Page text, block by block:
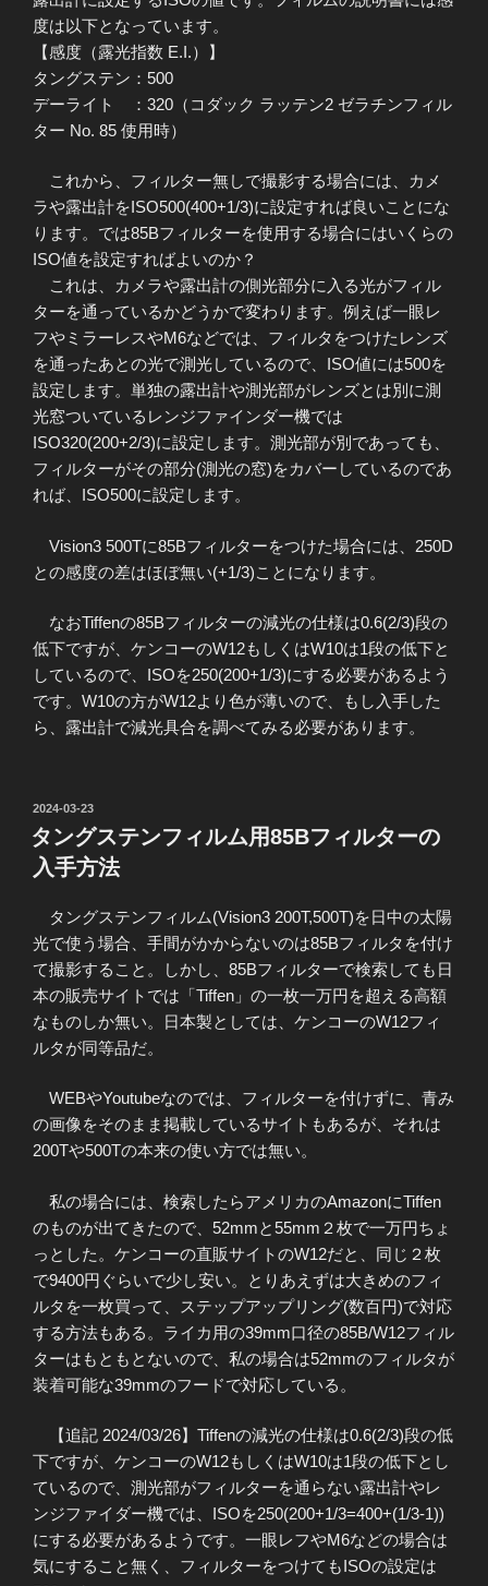
度は以下となっています。
【感度（露光指数 E.I.）】
タングステン：500
デーライト ：320（コダック ラッテン2 ゼラチンフィル
ター No. 85 使用時）
これから、フィルター無しで撮影する場合には、カメ
ラや露出計をISO500(400+1/3)に設定すれば良いことにな
ります。では85Bフィルターを使用する場合にはいくらの
ISO値を設定すればよいのか？
これは、カメラや露出計の側光部分に入る光がフィル
ターを通っているかどうかで変わります。例えば一眼レ
フやミラーレスやM6などでは、フィルタをつけたレンズ
を通ったあとの光で測光しているので、ISO値には500を
設定します。単独の露出計や測光部がレンズとは別に測
光窓ついているレンジファインダー機では
ISO320(200+2/3)に設定します。測光部が別であっても、
フィルターがその部分(測光の窓)をカバーしているのであ
れば、ISO500に設定します。
Vision3 500Tに85Bフィルターをつけた場合には、250D
との感度の差はほぼ無い(+1/3)ことになります。
なおTiffenの85Bフィルターの減光の仕様は0.6(2/3)段の
低下ですが、ケンコーのW12もしくはW10は1段の低下と
しているので、ISOを250(200+1/3)にする必要があるよう
です。W10の方がW12より色が薄いので、もし入手した
ら、露出計で減光具合を調べてみる必要があります。
投
稿
日:
2024-03-23
タングステンフィルム用85Bフィルターの
入手方法
タングステンフィルム(Vision3 200T,500T)を日中の太陽
光で使う場合、手間がかからないのは85Bフィルタを付け
て撮影すること。しかし、85Bフィルターで検索しても日
本の販売サイトでは「Tiffen」の一枚一万円を超える高額
なものしか無い。日本製としては、ケンコーのW12フィ
ルタが同等品だ。
WEBやYoutubeなのでは、フィルターを付けずに、青み
の画像をそのまま掲載しているサイトもあるが、それは
200Tや500Tの本来の使い方では無い。
私の場合には、検索したらアメリカのAmazonにTiffen
のものが出てきたので、52mmと55mm２枚で一万円ちょ
っとした。ケンコーの直販サイトのW12だと、同じ２枚
で9400円ぐらいで少し安い。とりあえずは大きめのフィ
ルタを一枚買って、ステップアップリング(数百円)で対応
する方法もある。ライカ用の39mm口径の85B/W12フィル
ターはもともとないので、私の場合は52mmのフィルタが
装着可能な39mmのフードで対応している。
【追記 2024/03/26】Tiffenの減光の仕様は0.6(2/3)段の低
下ですが、ケンコーのW12もしくはW10は1段の低下とし
ているので、測光部がフィルターを通らない露出計やレ
ンジファイダー機では、ISOを250(200+1/3=400+(1/3-1))
にする必要があるようです。一眼レフやM6などの場合は
気にすること無く、フィルターをつけてもISOの設定は